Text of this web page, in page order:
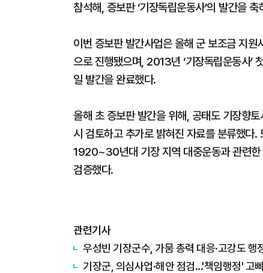
참석해, 증보판 ‘기장독립운동사’의 발간을
이번 증보판 발간사업은 올해 군 보조금 지
으로 진행됐으며, 2013년 ‘기장독립운동사’
일 발간을 완료했다.
올해 초 증보판 발간을 위해, 공태도 기장향
시 검토하고 추가로 밝혀진 자료를 분류했다
1920~30년대 기장 지역 대중운동과 관련한
검증했다.
관련기사
우성빈 기장군수, 가뭄 총력 대응·고강도 행
기장군, 의심사업·해안 점검...'책임행정' 고삐